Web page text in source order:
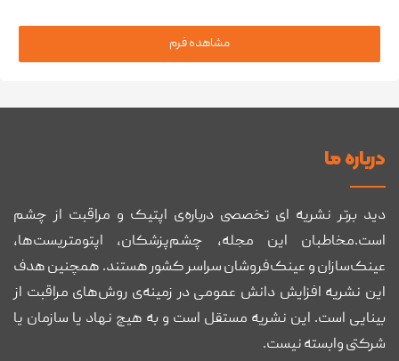
مشاهده فرم
درباره ما
دید برتر نشریه ای تخصصی درباره‌ی اپتیک و مراقبت از چشم
است.مخاطبان این مجله، چشم‌پزشکان، اپتومتریست‌ها،
عینک‌سازان و عینک‌فروشان سراسر کشور هستند. همچنین هدف
این نشریه افزایش دانش عمومی در زمینه‌ی روش‌های مراقبت از
بینایی است. این نشریه مستقل است و به هیچ نهاد یا سازمان یا
شرکتی وابسته نیست.